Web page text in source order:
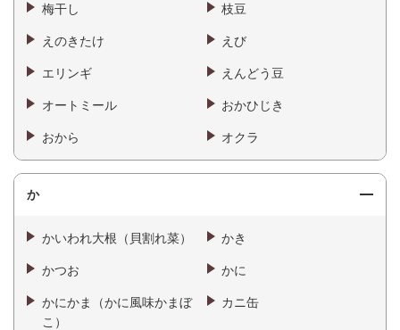
梅干し 枝豆
えのきたけ えび
エリンギ えんどう豆
オートミール おかひじき
おから オクラ
か
かいわれ大根（貝割れ菜） かき
かつお かに
かにかま（かに風味かまぼ
こ）
カニ缶